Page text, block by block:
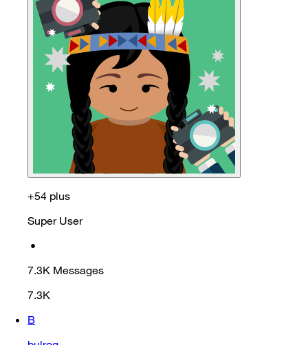
+54 plus
Super User
•
7.3K Messages
7.3K
B